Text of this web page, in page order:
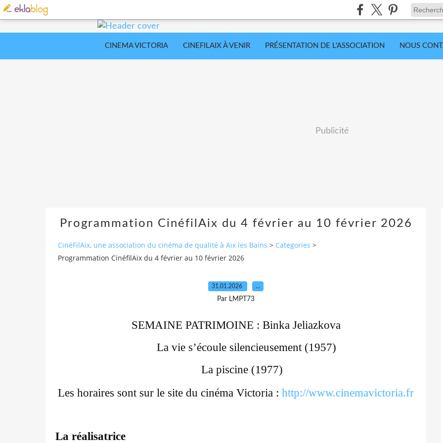
CINEMA VICTORIA CINEFILAIX À VENIR PRÉSENTATION DE L'ASSOCIATION NOUS
Publicité
Programmation CinéfilAix du 4 février au 10 février 2026
CinéFilAix, une association du cinéma de qualité à Aix les Bains > Categories >
Programmation CinéfilAix du 4 février au 10 février 2026
31.01.2026 …
Par LMPT73
SEMAINE PATRIMOINE : Binka Jeliazkova
La vie s’écoule silencieusement (1957)
La piscine (1977)
Les horaires sont sur le site du cinéma Victoria : http://www.cinemavictoria.fr
La réalisatrice